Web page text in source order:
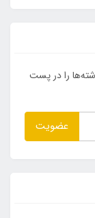
را در پست
عضویت